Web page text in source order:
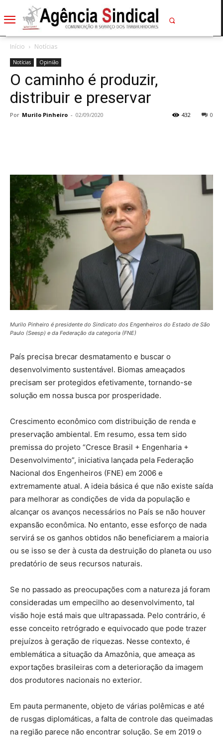
Início Notícias
Notícias Opinião
O caminho é produzir,
distribuir e preservar
Por Murilo Pinheiro - 02/09/2020 0
432
Murilo Pinheiro é presidente do Sindicato dos Engenheiros do Estado de São
Paulo (Seesp) e da Federação da categoria (FNE)
País precisa brecar desmatamento e buscar o
desenvolvimento sustentável. Biomas ameaçados
precisam ser protegidos efetivamente, tornando-se
solução em nossa busca por prosperidade.
Crescimento econômico com distribuição de renda e
preservação ambiental. Em resumo, essa tem sido
premissa do projeto “Cresce Brasil + Engenharia +
Desenvolvimento”, iniciativa lançada pela Federação
Nacional dos Engenheiros (FNE) em 2006 e
extremamente atual. A ideia básica é que não existe saída
para melhorar as condições de vida da população e
alcançar os avanços necessários no País se não houver
expansão econômica. No entanto, esse esforço de nada
servirá se os ganhos obtidos não beneficiarem a maioria
ou se isso se der à custa da destruição do planeta ou uso
predatório de seus recursos naturais.
Se no passado as preocupações com a natureza já foram
consideradas um empecilho ao desenvolvimento, tal
visão hoje está mais que ultrapassada. Pelo contrário, é
esse conceito retrógrado e equivocado que pode trazer
prejuízos à geração de riquezas. Nesse contexto, é
emblemática a situação da Amazônia, que ameaça as
exportações brasileiras com a deterioração da imagem
dos produtores nacionais no exterior.
Em pauta permanente, objeto de várias polêmicas e até
de rusgas diplomáticas, a falta de controle das queimadas
na região parece não encontrar solução. Se em 2019 o